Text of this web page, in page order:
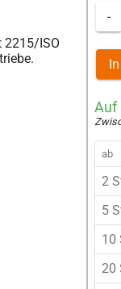
2215/ISO
-
Auf
ab
2
5
10
20